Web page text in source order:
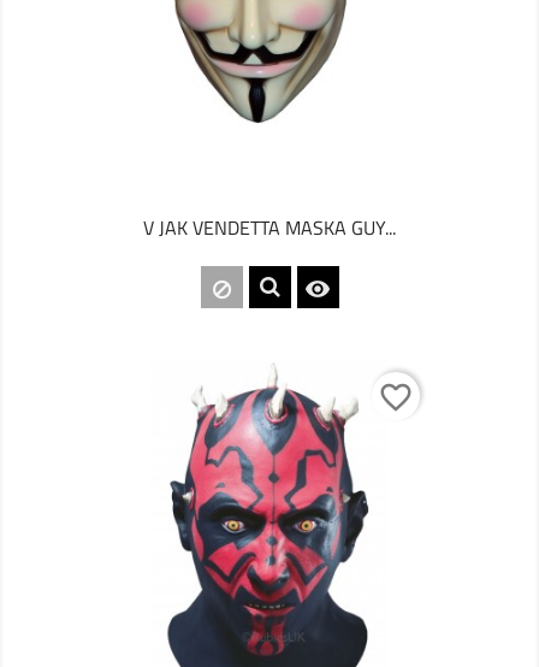
V JAK VENDETTA MASKA GUY...

favorite_border